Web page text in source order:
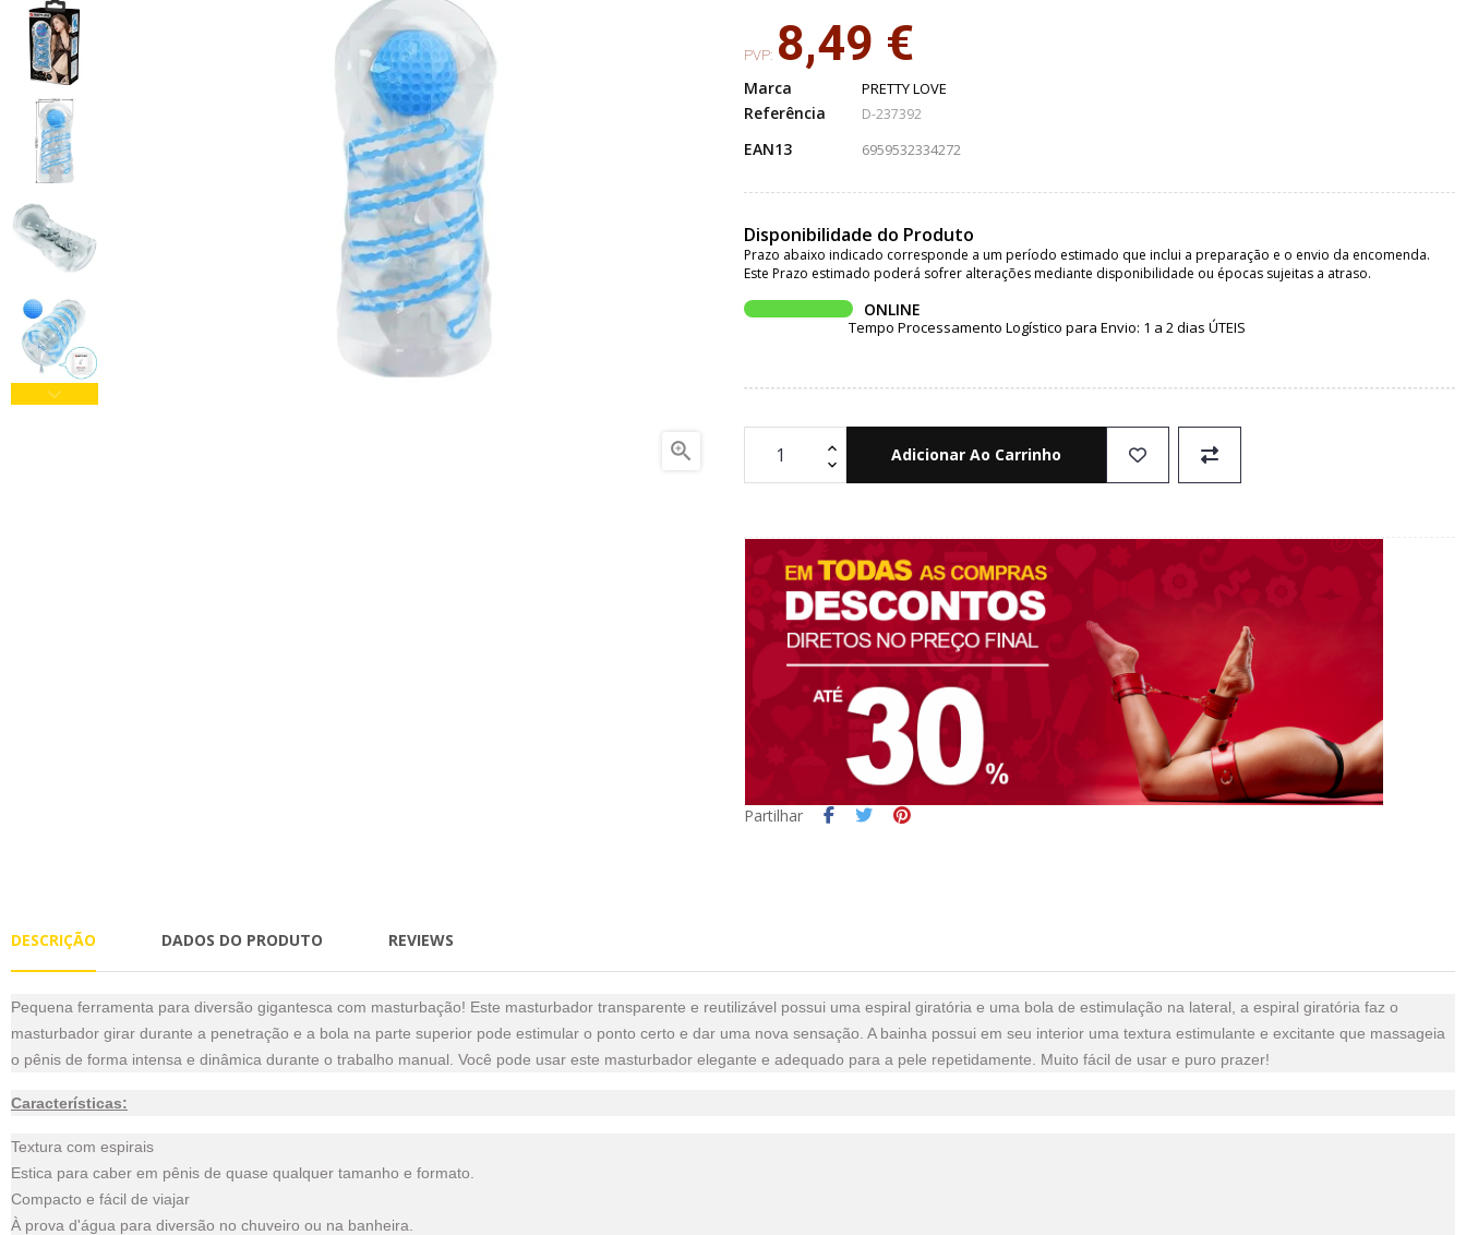

PVP: 8,49 €
Marca PRETTY LOVE
Referência D-237392
EAN13 6959532334272
Disponibilidade do Produto
Prazo abaixo indicado corresponde a um período estimado que inclui a preparação e o envio da encomenda.
Este Prazo estimado poderá sofrer alterações mediante disponibilidade ou épocas sujeitas a atraso.
ONLINE
Tempo Processamento Logístico para Envio: 1 a 2 dias ÚTEIS
Adicionar Ao Carrinho
Partilhar
DESCRIÇÃO DADOS DO PRODUTO REVIEWS
Pequena ferramenta para diversão gigantesca com masturbação! Este masturbador transparente e reutilizável possui uma espiral giratória e uma bola de estimulação na lateral, a espiral giratória faz o
masturbador girar durante a penetração e a bola na parte superior pode estimular o ponto certo e dar uma nova sensação. A bainha possui em seu interior uma textura estimulante e excitante que massageia
o pênis de forma intensa e dinâmica durante o trabalho manual. Você pode usar este masturbador elegante e adequado para a pele repetidamente. Muito fácil de usar e puro prazer!
Características:
Textura com espirais
Estica para caber em pênis de quase qualquer tamanho e formato.
Compacto e fácil de viajar
À prova d'água para diversão no chuveiro ou na banheira.